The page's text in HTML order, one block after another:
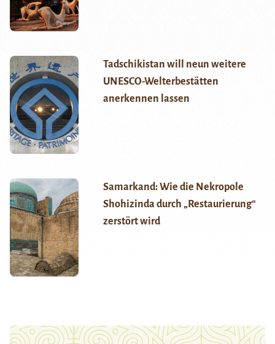
Tadschikistan will neun weitere
UNESCO-Welterbestätten
anerkennen lassen
Samarkand: Wie die Nekropole
Shohizinda durch „Restaurierung“
zerstört wird